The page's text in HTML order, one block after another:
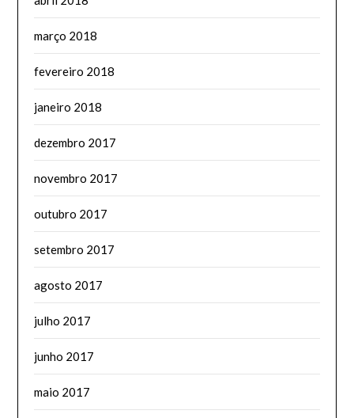
março 2018
fevereiro 2018
janeiro 2018
dezembro 2017
novembro 2017
outubro 2017
setembro 2017
agosto 2017
julho 2017
junho 2017
maio 2017